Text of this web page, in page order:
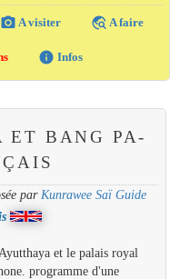
photo_camera A visiter travel_explore A faire
info Infos
ET BANG PA-
parKunrawee Saï Guide
et le palais royal
programme d'une